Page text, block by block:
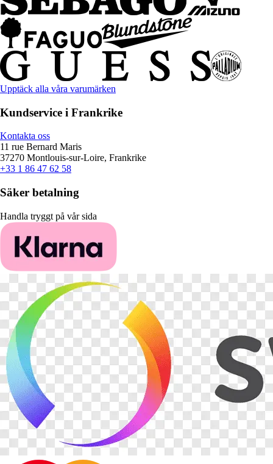
Upptäck alla våra varumärken
Kundservice i Frankrike
Kontakta oss
11 rue Bernard Maris
37270 Montlouis-sur-Loire, Frankrike
+33 1 86 47 62 58
Säker betalning
Handla tryggt på vår sida